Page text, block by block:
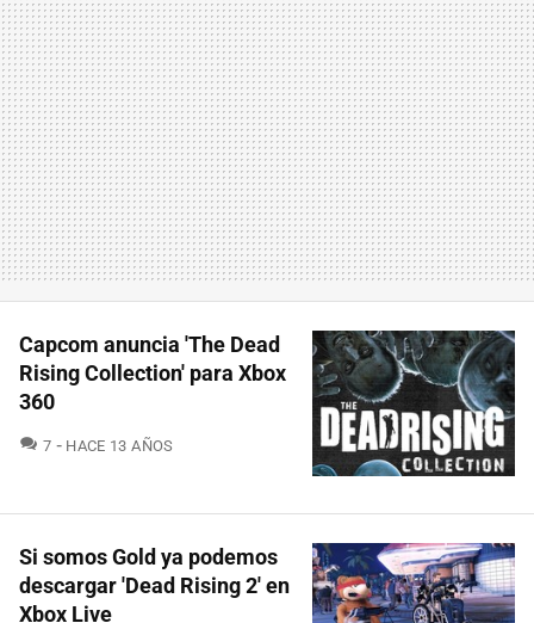
Capcom anuncia 'The Dead
Rising Collection' para Xbox
360
7 COMENTARIOS
HACE 13 AÑOS
Si somos Gold ya podemos
descargar 'Dead Rising 2' en
Xbox Live